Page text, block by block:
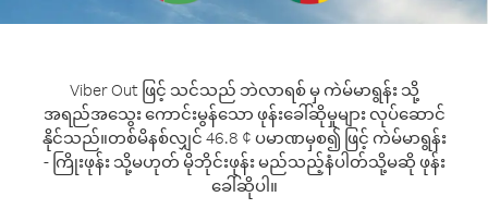
Viber Out ဖြင့် သင်သည် ဘဲလာရစ် မှ ကဲမ်မာရွန်း သို့
အရည်အသွေး ကောင်းမွန်သော ဖုန်းခေါ်ဆိုမှုများ လုပ်ဆောင်
နိုင်သည်။တစ်မိနစ်လျှင် 46.8 ¢ ပမာဏမှစ၍ ဖြင့် ကဲမ်မာရွန်း
- ကြိုးဖုန်း သို့မဟုတ် မိုဘိုင်းဖုန်း မည်သည့်နံပါတ်သို့မဆို ဖုန်း
ခေါ်ဆိုပါ။